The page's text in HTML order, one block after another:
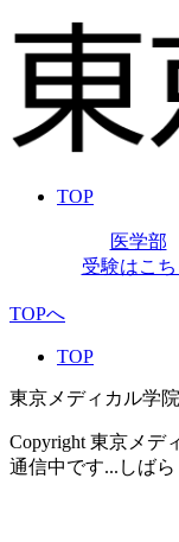
TOP
医学部
受験はこち
TOPへ
TOP
東京メディカル学院
Copyright 東京メデ
通信中です...しば